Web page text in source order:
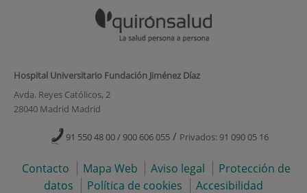
Hospital Universitario Fundación Jiménez Díaz
Avda. Reyes Católicos, 2
28040 Madrid Madrid
91 550 48 00 / 900 606 055 / Privados: 91 090 05 16
Contacto Mapa Web Aviso legal
Protección de
datos
Política de cookies Accesibilidad